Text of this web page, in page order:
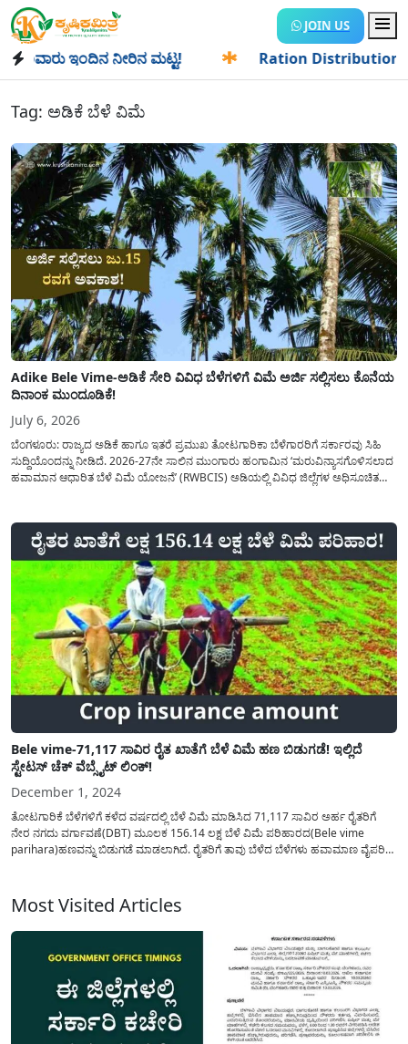
JOIN US
ಇಂದಿನ ನೀರಿನ ಮಟ್ಟ! Ration Distribution-
Tag: ಅಡಿಕೆ ಬೆಳೆ ವಿಮೆ
Adike Bele Vime-ಅಡಿಕೆ ಸೇರಿ ವಿವಿಧ ಬೆಳೆಗಳಿಗೆ ವಿಮೆ ಅರ್ಜಿ ಸಲ್ಲಿಸಲು ಕೊನೆಯ
ದಿನಾಂಕ ಮುಂದೂಡಿಕೆ!
July 6, 2026
ಬೆಂಗಳೂರು: ರಾಜ್ಯದ ಅಡಿಕೆ ಹಾಗೂ ಇತರೆ ಪ್ರಮುಖ ತೋಟಗಾರಿಕಾ ಬೆಳೆಗಾರರಿಗೆ ಸರ್ಕಾರವು ಸಿಹಿ
ಸುದ್ದಿಯೊಂದನ್ನು ನೀಡಿದೆ. 2026-27ನೇ ಸಾಲಿನ ಮುಂಗಾರು ಹಂಗಾಮಿನ ‘ಮರುವಿನ್ಯಾಸಗೊಳಿಸಲಾದ
ಹವಾಮಾನ ಆಧಾರಿತ ಬೆಳೆ ವಿಮೆ ಯೋಜನೆ’ (RWBCIS) ಅಡಿಯಲ್ಲಿ ವಿವಿಧ ಜಿಲ್ಲೆಗಳ ಅಧಿಸೂಚಿತ
Bele vime-71,117 ಸಾವಿರ ರೈತ ಖಾತೆಗೆ ಬೆಳೆ ವಿಮೆ ಹಣ ಬಿಡುಗಡೆ! ಇಲ್ಲಿದೆ
ಸ್ಟೇಟಸ್ ಚೆಕ್ ವೆಬ್ಸೈಟ್ ಲಿಂಕ್!
December 1, 2024
ತೋಟಗಾರಿಕೆ ಬೆಳೆಗಳಿಗೆ ಕಳೆದ ವರ್ಷದಲ್ಲಿ ಬೆಳೆ ವಿಮೆ ಮಾಡಿಸಿದ 71,117 ಸಾವಿರ ಅರ್ಹ ರೈತರಿಗೆ
ನೇರ ನಗದು ವರ್ಗಾವಣೆ(DBT) ಮೂಲಕ 156.14 ಲಕ್ಷ ಬೆಳೆ ವಿಮೆ ಪರಿಹಾರದ(Bele vime
parihara)ಹಣವನ್ನು ಬಿಡುಗಡೆ ಮಾಡಲಾಗಿದೆ. ರೈತರಿಗೆ ತಾವು ಬೆಳೆದ ಬೆಳೆಗಳು ಹವಾಮಾಣ ವೈಪರಿತ್ಯ
Most Visited Articles